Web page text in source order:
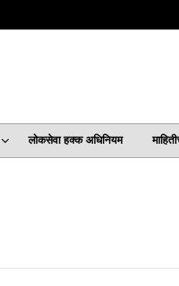
लोकसेवा हक्क अधिनियम